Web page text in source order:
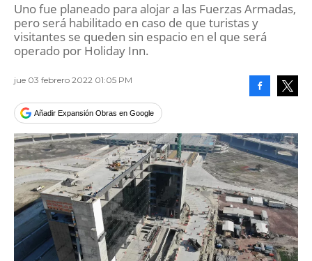
Uno fue planeado para alojar a las Fuerzas Armadas,
pero será habilitado en caso de que turistas y
visitantes se queden sin espacio en el que será
operado por Holiday Inn.
jue 03 febrero 2022 01:05 PM
Añadir Expansión Obras en Google